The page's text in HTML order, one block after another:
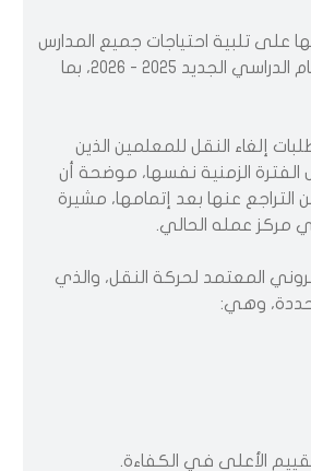
على تلبية احتياجات جميع المدارس
الجديدة وتوفير الكوادر التربوية والإدارية اللازمة لبدء العام الدراسي الجديد 2025 - 2026، بما
إلغاء النقل للمعلمين الذين
الفترة الزمنية نفسها، موضحة أن
التراجع عنها بعد إتمامها، مشيرة
مركز عمله الحالي.
المعتمد لحركة النقل، والذي
وهي:
الأعلى في الكفاءة.